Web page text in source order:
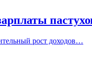
рост доходов…